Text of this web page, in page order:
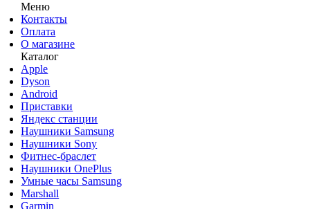
Меню
Контакты
Оплата
О магазине
Каталог
Apple
Dyson
Android
Приставки
Яндекс станции
Наушники Samsung
Наушники Sony
Фитнес-браслет
Наушники OnePlus
Умные часы Samsung
Marshall
Garmin